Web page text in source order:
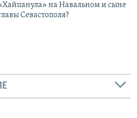
на Навальном и сыне
Севастополя?